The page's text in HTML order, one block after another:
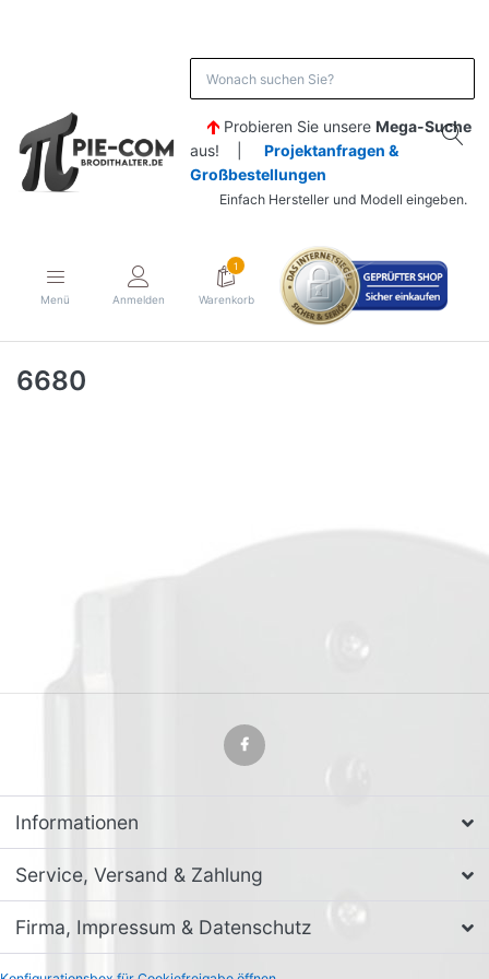
Probieren Sie unsere Mega-Suche
aus! | Projektanfragen &
Großbestellungen
Einfach Hersteller und Modell eingeben.
Menü Anmelden
1
Warenkorb
6680
Informationen
Service, Versand & Zahlung
Firma, Impressum & Datenschutz